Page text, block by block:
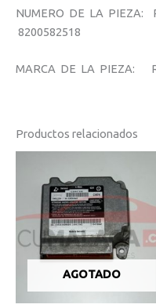
NUMERO DE LA PIEZA:
8200582518
MARCA DE LA PIEZA:
Productos relacionados
AGOTADO